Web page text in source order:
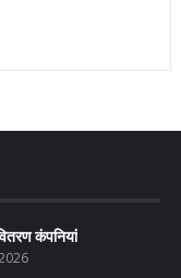
कंपनियां